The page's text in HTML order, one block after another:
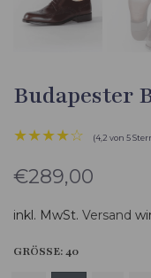
Budapester
★★★★☆ (4,2 von 5
€289,00
inkl. MwSt. Versand
GRÖSSE:40